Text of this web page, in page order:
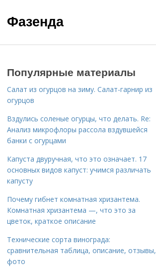
Фазенда
Популярные материалы
Салат из огурцов на зиму. Салат-гарнир из
огурцов
Вздулись соленые огурцы, что делать. Re:
Анализ микрофлоры рассола вздувшейся
банки с огурцами
Капуста двуручная, что это означает. 17
основных видов капуст: учимся различать
капусту
Почему гибнет комнатная хризантема.
Комнатная хризантема —, что это за
цветок, краткое описание
Технические сорта винограда:
сравнительная таблица, описание, отзывы,
фото